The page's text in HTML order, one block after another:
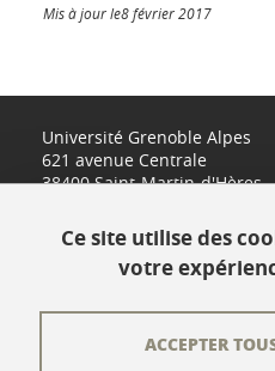
Mis à jour le8 février 2017
Université Grenoble Alpes
621 avenue Centrale
38400 Saint-Martin-d'Hères
Ce site utilise des
votre
ACCEPTER